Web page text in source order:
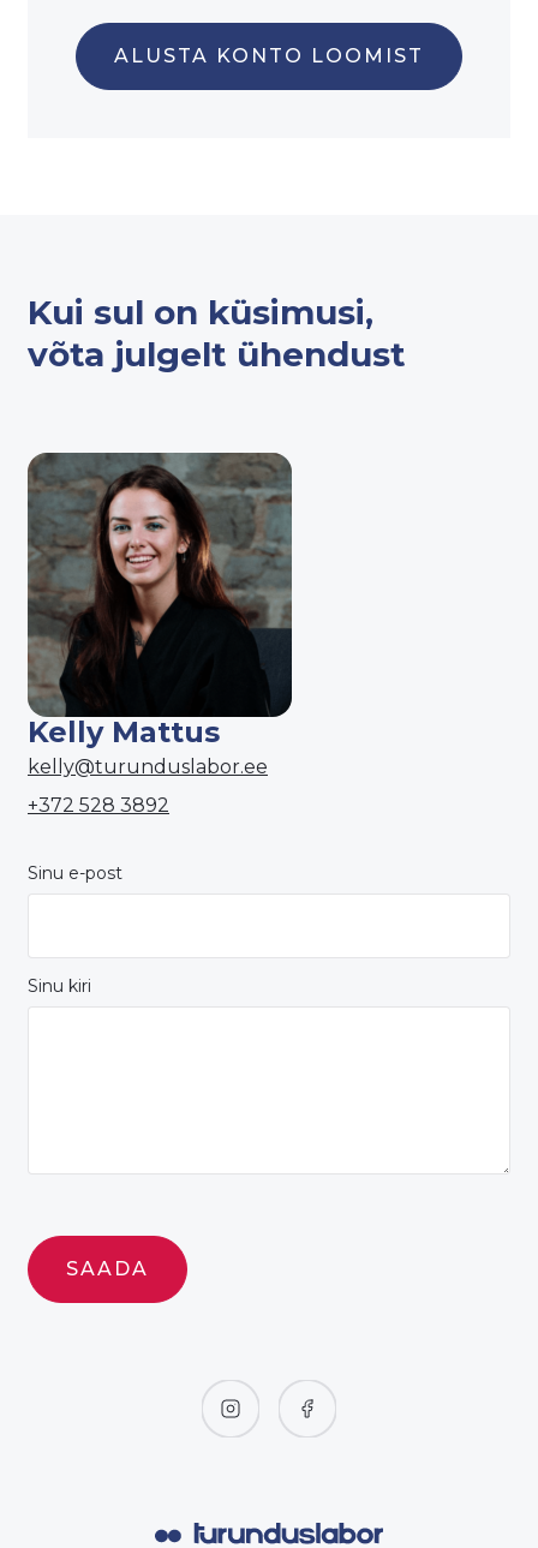
ALUSTA KONTO LOOMIST
Kui sul on küsimusi,
võta julgelt ühendust
Kelly Mattus
kelly@turunduslabor.ee
+372 528 3892
Sinu e-post
Sinu kiri
SAADA